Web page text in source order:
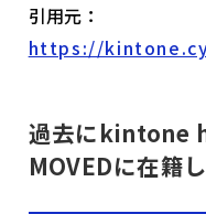
引用元：
https://
過去にkintone
MOVEDに在籍